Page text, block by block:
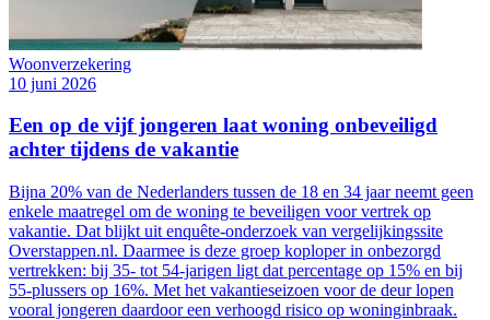
Woonverzekering
10 juni 2026
Een op de vijf jongeren laat woning onbeveiligd
achter tijdens de vakantie
Bijna 20% van de Nederlanders tussen de 18 en 34 jaar neemt geen
enkele maatregel om de woning te beveiligen voor vertrek op
vakantie. Dat blijkt uit enquête-onderzoek van vergelijkingssite
Overstappen.nl. Daarmee is deze groep koploper in onbezorgd
vertrekken: bij 35- tot 54-jarigen ligt dat percentage op 15% en bij
55-plussers op 16%. Met het vakantieseizoen voor de deur lopen
vooral jongeren daardoor een verhoogd risico op woninginbraak.